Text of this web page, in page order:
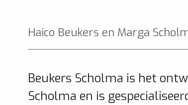
Haico Beukers en Marga
Beukers Scholma is het
Scholma en is